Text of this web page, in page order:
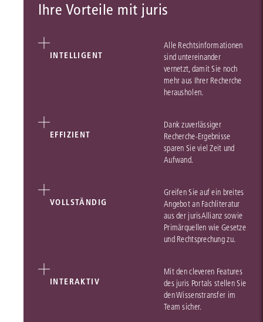
Ihre Vorteile mit juris
INTELLIGENT
Alle Rechtsinformationen
sind untereinander
vernetzt, damit Sie noch
mehr aus Ihrer Recherche
herausholen.
EFFIZIENT
Dank zuverlässiger
Recherche-Ergebnisse
sparen Sie viel Zeit und
Aufwand.
VOLLSTÄNDIG
Greifen Sie auf ein breites
Angebot an Fachliteratur
aus der jurisAllianz sowie
Primärquellen wie Gesetze
und Rechtsprechung zu.
INTERAKTIV
Mit den cleveren Features
des juris Portals stellen Sie
den Wissenstransfer im
Team sicher.